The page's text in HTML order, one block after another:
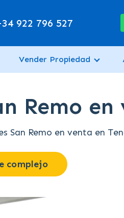
922 796 527
Vender Propiedad
Remo
San Remo en venta en
complejo